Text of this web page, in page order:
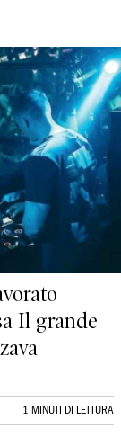
Il grande
1 MINUTI DI LETTURA